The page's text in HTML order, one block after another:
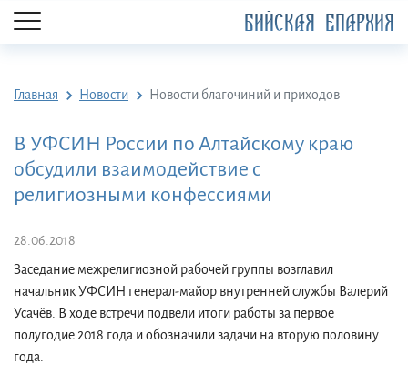
БИЙСКАЯ ЕПАРХИЯ
Главная Новости Новости благочиний и приходов
В УФСИН России по Алтайскому краю
обсудили взаимодействие с
религиозными конфессиями
28.06.2018
Заседание межрелигиозной рабочей группы возглавил
начальник УФСИН генерал-майор внутренней службы Валерий
Усачёв. В ходе встречи подвели итоги работы за первое
полугодие 2018 года и обозначили задачи на вторую половину
года.